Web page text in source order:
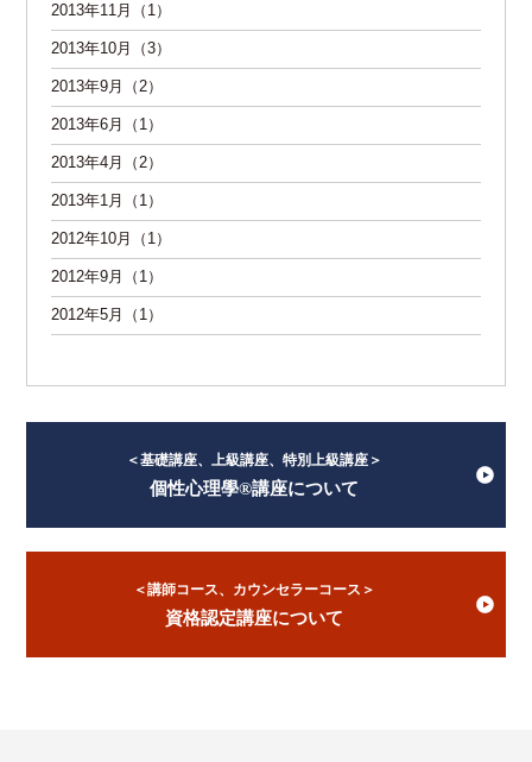
2013年11月（1）
2013年10月（3）
2013年9月（2）
2013年6月（1）
2013年4月（2）
2013年1月（1）
2012年10月（1）
2012年9月（1）
2012年5月（1）
＜基礎講座、上級講座、特別上級講座＞
個性心理學®講座について
＜講師コース、カウンセラーコース＞
資格認定講座について